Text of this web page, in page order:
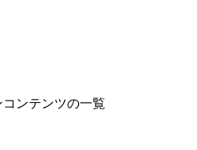
コンテンツの一覧